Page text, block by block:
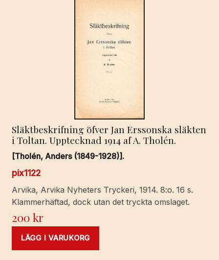
Släktbeskrifning öfver Jan Erssonska släkten
i Toltan. Upptecknad 1914 af A. Tholén.
[Tholén, Anders (1849-1928)].
pix1122
Arvika, Arvika Nyheters Tryckeri, 1914. 8:o. 16 s.
Klammerhäftad, dock utan det tryckta omslaget.
200kr
LÄGG I VARUKORG